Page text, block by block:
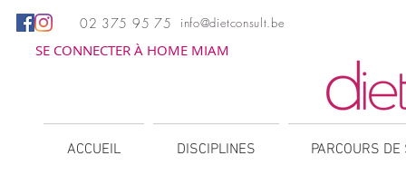
02 375 95 75 info@dietconsult.be
SE CONNECTER À HOME MIAM
ACCUEIL DISCIPLINES PARCOURS